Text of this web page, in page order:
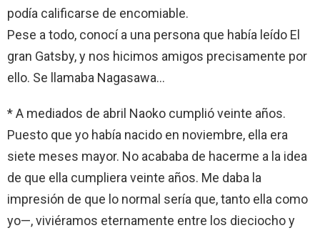
podía calificarse de encomiable.
Pese a todo, conocí a una persona que había leído El
gran Gatsby, y nos hicimos amigos precisamente por
ello. Se llamaba Nagasawa…
* A mediados de abril Naoko cumplió veinte años.
Puesto que yo había nacido en noviembre, ella era
siete meses mayor. No acababa de hacerme a la idea
de que ella cumpliera veinte años. Me daba la
impresión de que lo normal sería que, tanto ella como
yo—, viviéramos eternamente entre los dieciocho y